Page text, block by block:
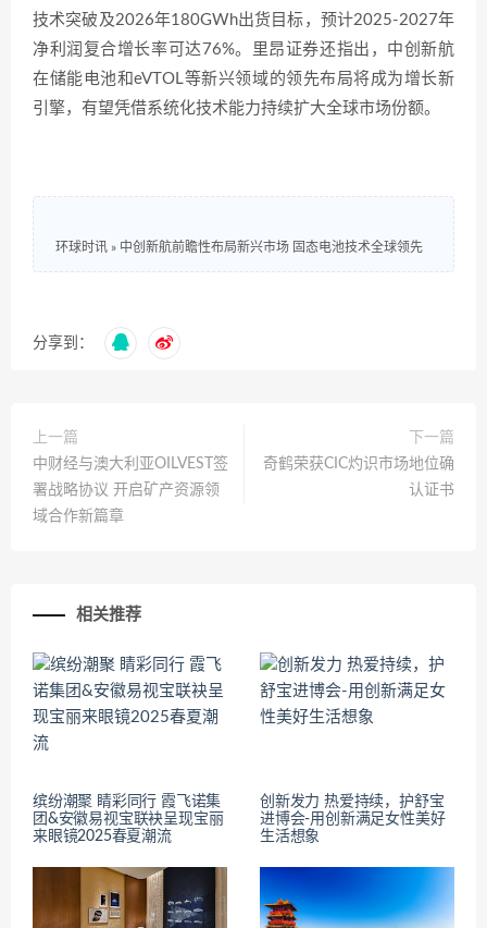
技术突破及2026年180GWh出货目标，预计2025-2027年
净利润复合增长率可达76%。里昂证券还指出，中创新航
在储能电池和eVTOL等新兴领域的领先布局将成为增长新
引擎，有望凭借系统化技术能力持续扩大全球市场份额。
环球时讯 » 中创新航前瞻性布局新兴市场 固态电池技术全球领先
分享到：
上一篇
中财经与澳大利亚OILVEST签
署战略协议 开启矿产资源领
域合作新篇章
下一篇
奇鹤荣获CIC灼识市场地位确
认证书
相关推荐
缤纷潮聚 睛彩同行 霞飞诺集
团&安徽易视宝联袂呈现宝丽
来眼镜2025春夏潮流
创新发力 热爱持续，护舒宝
进博会-用创新满足女性美好
生活想象